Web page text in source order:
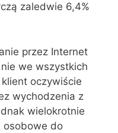
zaledwie 6,4%
przez Internet
we wszystkich
oczywiście
wychodzenia z
wielokrotnie
osobowe do